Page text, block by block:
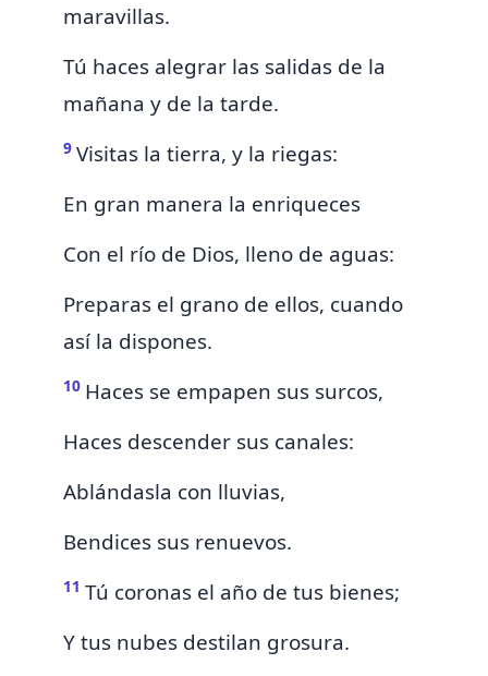
maravillas.
Tú haces alegrar las salidas de la
mañana y de la tarde.
9 Visitas la tierra, y la riegas:
En gran manera la enriqueces
Con el río de Dios, lleno de aguas:
Preparas el grano de ellos, cuando
así la dispones.
10 Haces se empapen sus surcos,
Haces descender sus canales:
Ablándasla con lluvias,
Bendices sus renuevos.
11 Tú coronas el año de tus bienes;
Y tus nubes destilan grosura.